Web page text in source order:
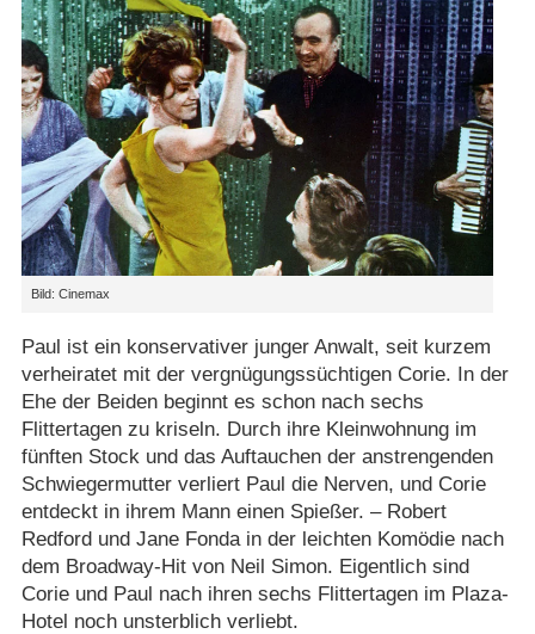
Bild: Cinemax
Paul ist ein konservativer junger Anwalt, seit kurzem
verheiratet mit der vergnügungssüchtigen Corie. In der
Ehe der Beiden beginnt es schon nach sechs
Flittertagen zu kriseln. Durch ihre Kleinwohnung im
fünften Stock und das Auftauchen der anstrengenden
Schwiegermutter verliert Paul die Nerven, und Corie
entdeckt in ihrem Mann einen Spießer. – Robert
Redford und Jane Fonda in der leichten Komödie nach
dem Broadway-Hit von Neil Simon. Eigentlich sind
Corie und Paul nach ihren sechs Flittertagen im Plaza-
Hotel noch unsterblich verliebt.